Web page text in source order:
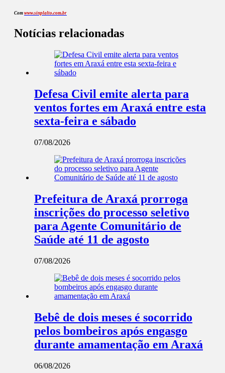
Com www.sinplalto.com.br
Notícias relacionadas
Defesa Civil emite alerta para
ventos fortes em Araxá entre esta
sexta-feira e sábado
07/08/2026
Prefeitura de Araxá prorroga
inscrições do processo seletivo
para Agente Comunitário de
Saúde até 11 de agosto
07/08/2026
Bebê de dois meses é socorrido
pelos bombeiros após engasgo
durante amamentação em Araxá
06/08/2026